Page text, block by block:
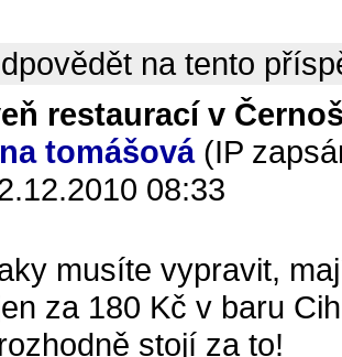
na tento
restaurací v
tomášová(IP
08:33
musíte vypravit,
za 180 Kč v baru
stojí za to!